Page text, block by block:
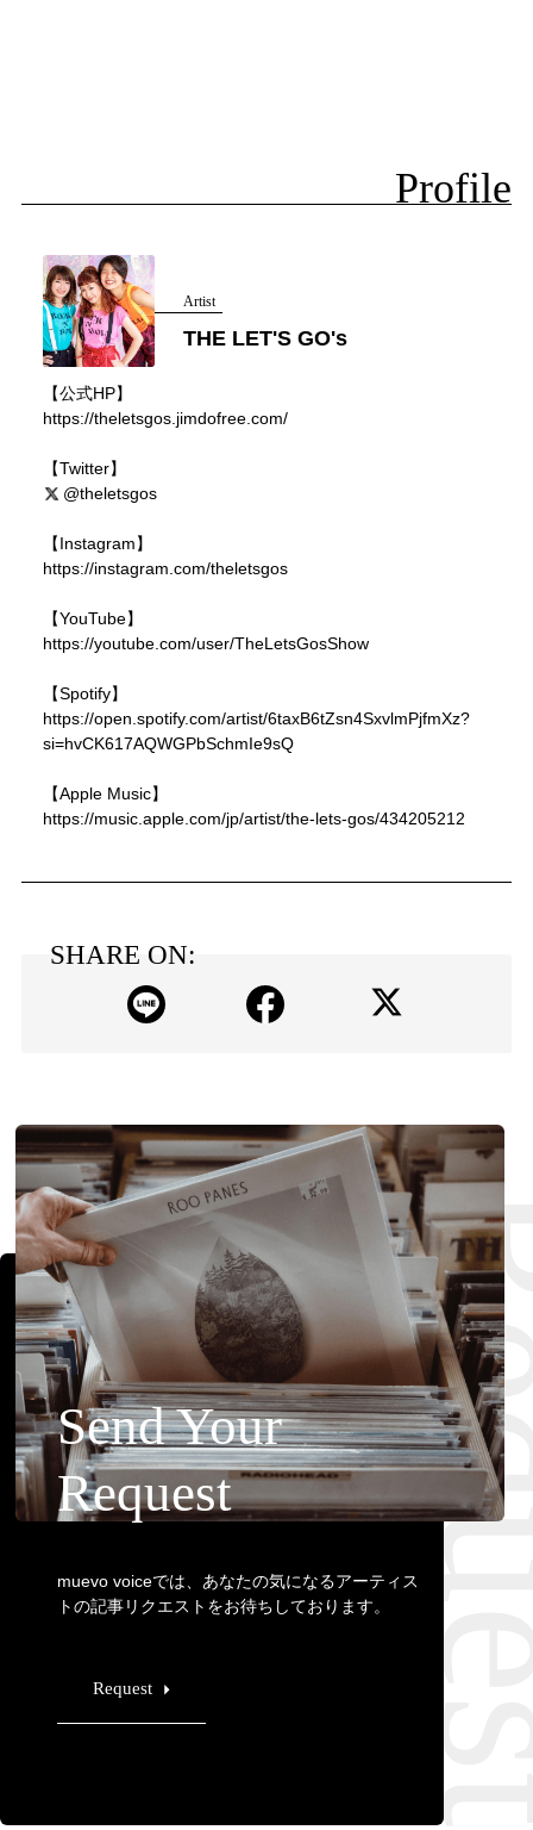
Profile
Artist
THE LET'S GO's
【公式HP】
https://theletsgos.jimdofree.com/
【Twitter】
@theletsgos
【Instagram】
https://instagram.com/theletsgos
【YouTube】
https://youtube.com/user/TheLetsGosShow
【Spotify】
https://open.spotify.com/artist/6taxB6tZsn4SxvlmPjfmXz?
si=hvCK617AQWGPbSchmIe9sQ
【Apple Music】
https://music.apple.com/jp/artist/the-lets-gos/434205212
SHARE ON:
Send Your
Request
muevo voiceでは、あなたの気になるアーティス
トの記事リクエストをお待ちしております。
Request